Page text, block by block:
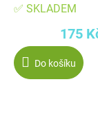
✅ SKLADEM
175
Do košíku